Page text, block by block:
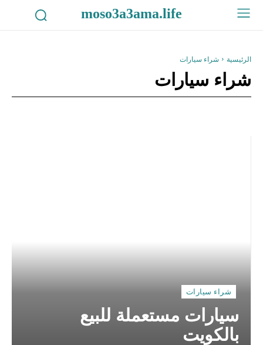
moso3a3ama.life
الرئيسية شراء سيارات
شراء سيارات
شراء سيارات
سيارات مستعملة للبيع
بالكويت